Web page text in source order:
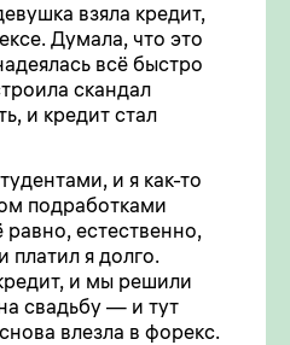
взяла кредит,
Думала, что это
всё быстро
скандал
и кредит стал
и я как-то
подработками
естественно,
платил я долго.
и мы решили
свадьбу — и тут
влезла в форекс.